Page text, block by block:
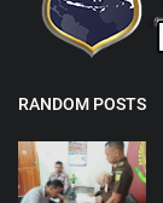
RANDOM POSTS